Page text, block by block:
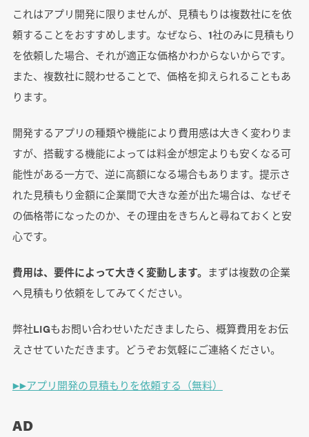
これはアプリ開発に限りませんが、見積もりは複数社にを依
頼することをおすすめします。なぜなら、1社のみに見積もり
を依頼した場合、それが適正な価格かわからないからです。
また、複数社に競わせることで、価格を抑えられることもあ
ります。
開発するアプリの種類や機能により費用感は大きく変わりま
すが、搭載する機能によっては料金が想定よりも安くなる可
能性がある一方で、逆に高額になる場合もあります。提示さ
れた見積もり金額に企業間で大きな差が出た場合は、なぜそ
の価格帯になったのか、その理由をきちんと尋ねておくと安
心です。
費用は、要件によって大きく変動します。 まずは複数の企業
へ見積もり依頼をしてみてください。
弊社LIGもお問い合わせいただきましたら、概算費用をお伝
えさせていただきます。どうぞお気軽にご連絡ください。
▶︎▶アプリ開発の見積もりを依頼する（無料）
AD